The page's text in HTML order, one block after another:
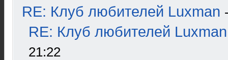
RE: Клуб любителей Luxman
RE: Клуб любителей Luxman
21:22